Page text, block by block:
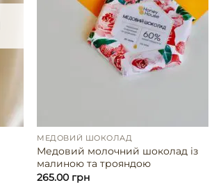
МЕДОВИЙ ШОКОЛАД
Медовий молочний шоколад із
малиною та трояндою
265.00 грн